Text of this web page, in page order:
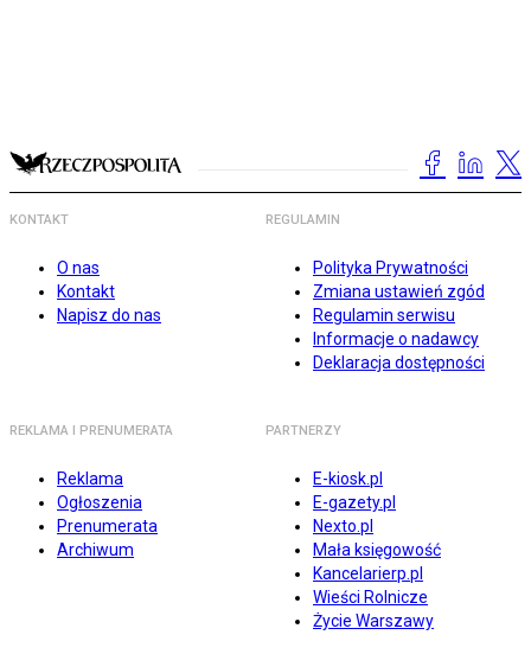
KONTAKT
O nas
Kontakt
Napisz do nas
REGULAMIN
Polityka Prywatności
Zmiana ustawień zgód
Regulamin serwisu
Informacje o nadawcy
Deklaracja dostępności
REKLAMA I PRENUMERATA
Reklama
Ogłoszenia
Prenumerata
Archiwum
PARTNERZY
E-kiosk.pl
E-gazety.pl
Nexto.pl
Mała księgowość
Kancelarierp.pl
Wieści Rolnicze
Życie Warszawy